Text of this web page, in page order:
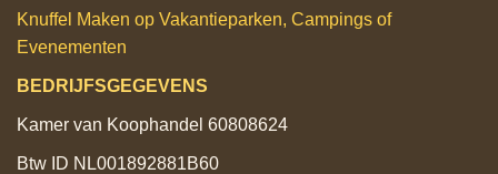
Knuffel Maken op Vakantieparken, Campings of
Evenementen
BEDRIJFSGEGEVENS
Kamer van Koophandel 60808624
Btw ID NL001892881B60